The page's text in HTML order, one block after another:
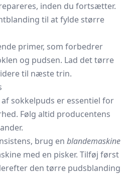
inden du fortsætter.
til at fylde større
primer, som forbedrer
og pudsen. Lad det tørre
til næste trin.
sokkelpuds er essentiel for
Følg altid producentens
brug en blandemaskine
med en pisker. Tilføj først
den tørre pudsblanding